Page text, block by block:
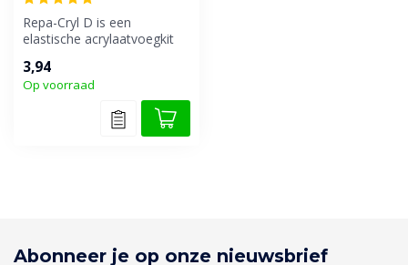
Repa-Cryl D is een
elastische acrylaatvoegkit
sierpleisterstru...
3,94
Op voorraad
Abonneer je op onze nieuwsbrief